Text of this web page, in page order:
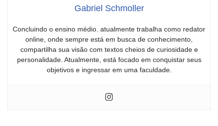
Gabriel Schmoller
Concluindo o ensino médio. atualmente trabalha como redator
online, onde sempre está em busca de conhecimento,
compartilha sua visão com textos cheios de curiosidade e
personalidade. Atualmente, está focado em conquistar seus
objetivos e ingressar em uma faculdade.